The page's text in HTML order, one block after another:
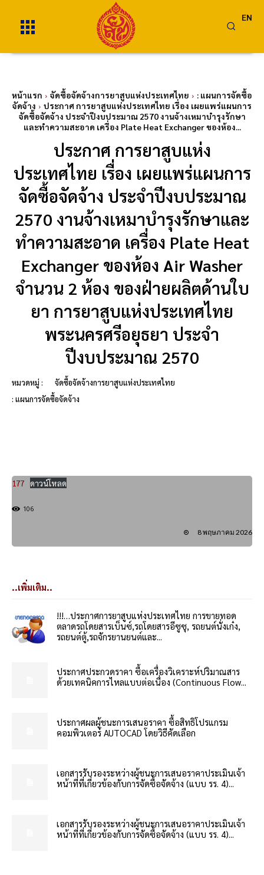
EN
หน้าแรก จัดซื้อจัดจ้างการยาสูบแห่งประเทศไทย
: แผนการจัดซื้อ
จัดจ้าง
ประกาศ การยาสูบแห่งประเทศไทย เรื่อง เผยแพร่แผนการ
จัดซื้อจัดจ้าง ประจำปีงบประมาณ 2570 งานจ้างเหมาบำรุงรักษา
และทำความสะอาด เครื่อง Plate Heat Exchanger ของห้อง...
ประกาศ การยาสูบแห่ง
ประเทศไทย เรื่อง เผยแพร่แผนการ
จัดซื้อจัดจ้าง ประจำปีงบประมาณ
2570 งานจ้างเหมาบำรุงรักษาและ
ทำความสะอาด เครื่อง Plate Heat
Exchanger ของห้อง Air Washer
จำนวน 2 ห้อง ของฝ่ายผลิตด้านใบ
ยา การยาสูบแห่งประเทศไทย
พระนครศรีอยุธยา ประจำ
ปีงบประมาณ 2570
หมวดหมู่ :
จัดซื้อจัดจ้างการยาสูบแห่งประเทศไทย
: แผนการจัดซื้อจัดจ้าง
177 ดาวน์โหลด
106
8 พฤษภาคม 2026
..เพิ่มเติม..
!!!…ประกาศการยาสูบแห่งประเทศไทย การขายทอด
ตลาดรถโดยสารเบ็นซ์,รถโดยสารอีซูซุ, รถยนต์นั่งเก๋ง,
รถยนต์ตู้,รถจักรยานยนต์และ...
ประกาศประกวดราคา ซื้อเครื่องวิเคราะห์ปริมาณสาร
ด้วยเทคนิคการไหลแบบต่อเนื่อง (Continuous Flow...
ประกาศผลผู้ชนะการเสนอราคา ซื้อสิทธิโปรแกรม
คอมพิวเตอร์ AUTOCAD โดยวิธีคัดเลือก
เอกสารรับรองระหว่างผู้ชนะการเสนอราคาประเมินเจ้า
หน้าที่ที่เกี่ยวข้องกับการจัดซื้อจัดจ้าง (แบบ รร. 4)...
เอกสารรับรองระหว่างผู้ชนะการเสนอราคาประเมินเจ้า
หน้าที่ที่เกี่ยวข้องกับการจัดซื้อจัดจ้าง (แบบ รร. 4)...